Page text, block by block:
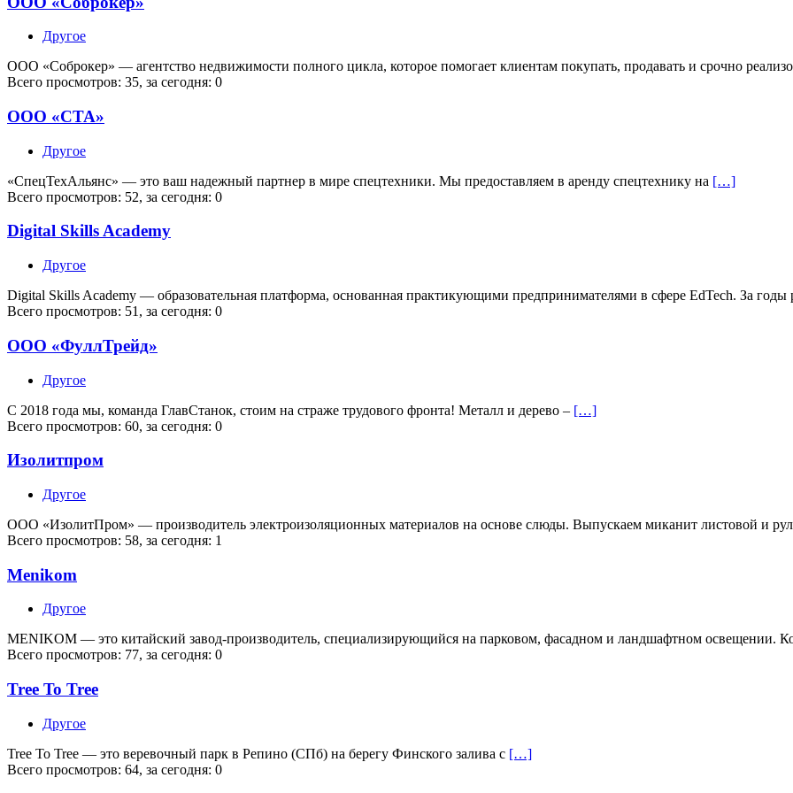
Другое
ООО «Соброкер» — агентство недвижимости полного цикла, которое помогает клиентам покупать, продавать и срочно
Всего просмотров: 35, за сегодня: 0
ООО «СТА»
Другое
«СпецТехАльянс» — это ваш надежный партнер в мире спецтехники. Мы предоставляем в аренду спецтехнику на […]
Всего просмотров: 52, за сегодня: 0
Digital Skills Academy
Другое
Digital Skills Academy — образовательная платформа, основанная практикующими предпринимателями в сфере EdTech. За годы
Всего просмотров: 51, за сегодня: 0
ООО «ФуллТрейд»
Другое
С 2018 года мы, команда ГлавСтанок, стоим на страже трудового фронта! Металл и дерево – […]
Всего просмотров: 60, за сегодня: 0
Изолитпром
Другое
ООО «ИзолитПром» — производитель электроизоляционных материалов на основе слюды. Выпускаем миканит листовой и
Всего просмотров: 58, за сегодня: 1
Menikom
Другое
MENIKOM — это китайский завод-производитель, специализирующийся на парковом, фасадном и ландшафтном освещении.
Всего просмотров: 77, за сегодня: 0
Tree To Tree
Другое
Tree To Tree — это веревочный парк в Репино (СПб) на берегу Финского залива с […]
Всего просмотров: 64, за сегодня: 0